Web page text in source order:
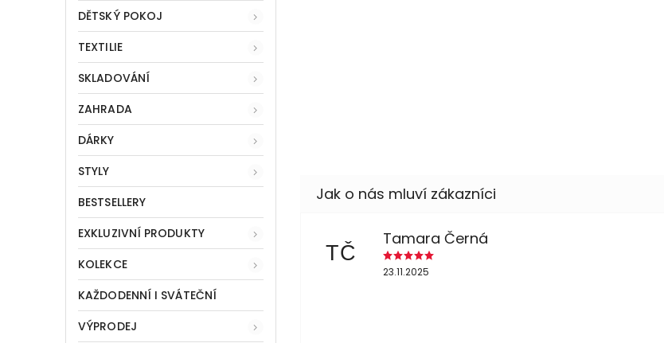
DĚTSKÝ POKOJ
TEXTILIE
SKLADOVÁNÍ
ZAHRADA
DÁRKY
STYLY
BESTSELLERY
EXKLUZIVNÍ PRODUKTY
KOLEKCE
KAŽDODENNÍ I SVÁTEČNÍ
VÝPRODEJ
TČ
Tamara Černá
23.11.2025